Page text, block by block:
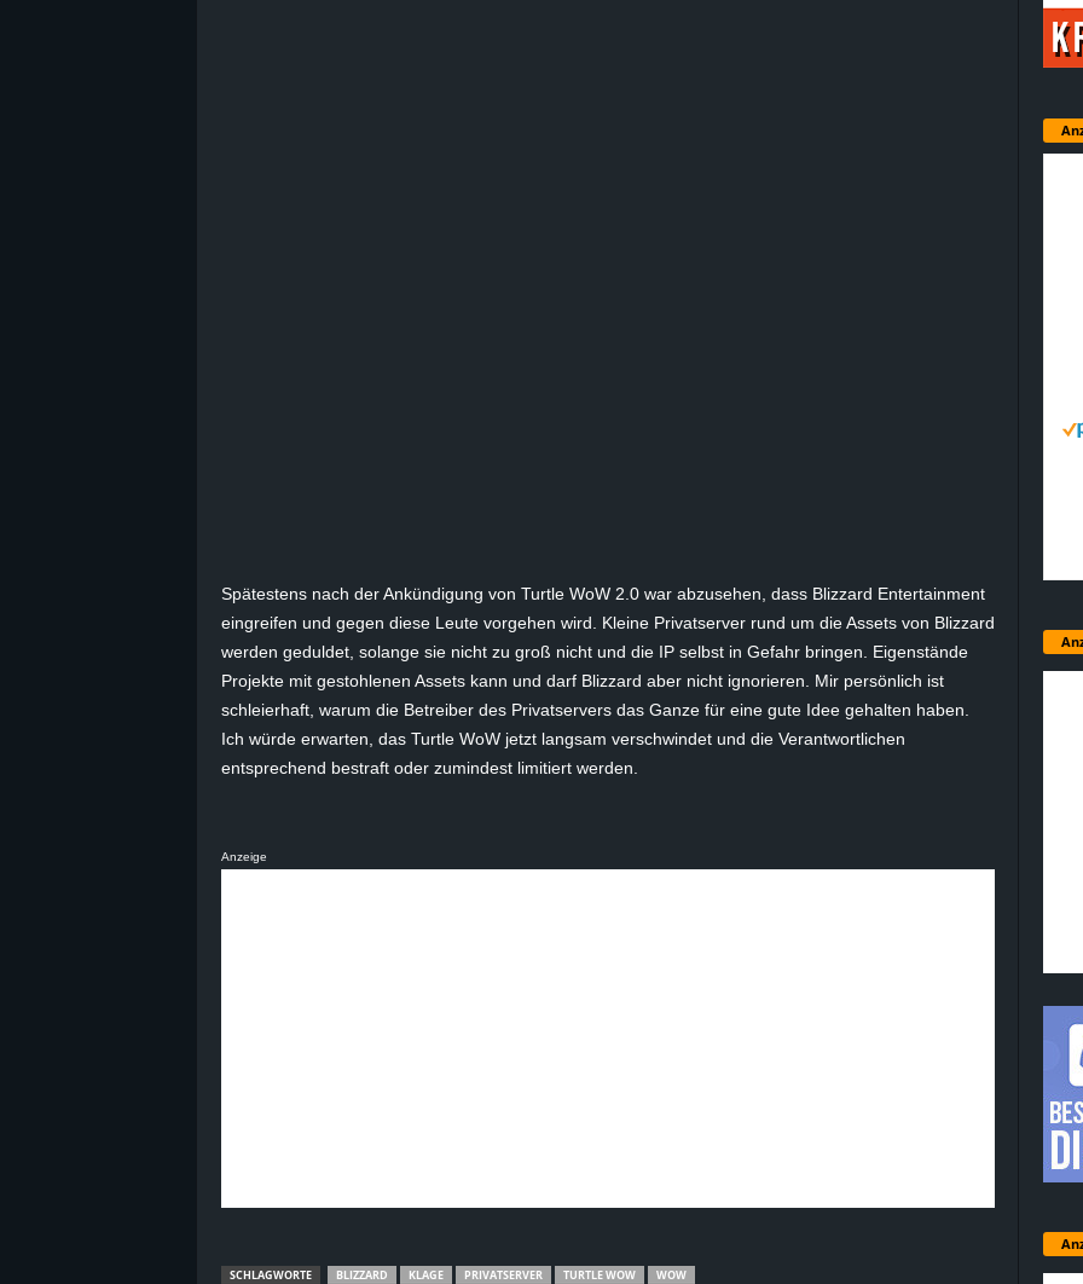
Spätestens nach der Ankündigung von Turtle WoW 2.0 war abzusehen, dass Blizzard Entertainment
eingreifen und gegen diese Leute vorgehen wird. Kleine Privatserver rund um die Assets von Blizzard
werden geduldet, solange sie nicht zu groß nicht und die IP selbst in Gefahr bringen. Eigenstände
Projekte mit gestohlenen Assets kann und darf Blizzard aber nicht ignorieren. Mir persönlich ist
schleierhaft, warum die Betreiber des Privatservers das Ganze für eine gute Idee gehalten haben.
Ich würde erwarten, das Turtle WoW jetzt langsam verschwindet und die Verantwortlichen
entsprechend bestraft oder zumindest limitiert werden.
Anzeige
SCHLAGWORTE BLIZZARD KLAGE PRIVATSERVER TURTLE WOW WOW